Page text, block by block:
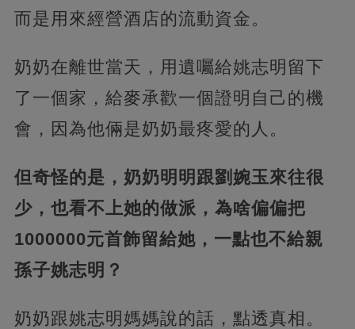
而是用來經營酒店的流動資金。
奶奶在離世當天，用遺囑給姚志明留下
了一個家，給麥承歡一個證明自己的機
會，因為他倆是奶奶最疼愛的人。
但奇怪的是，奶奶明明跟劉婉玉來往很
少，也看不上她的做派，為啥偏偏把
1000000元首飾留給她，一點也不給親
孫子姚志明？
奶奶跟姚志明媽媽說的話，點透真相。